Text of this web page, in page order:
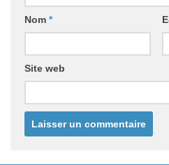
Nom *
Site web